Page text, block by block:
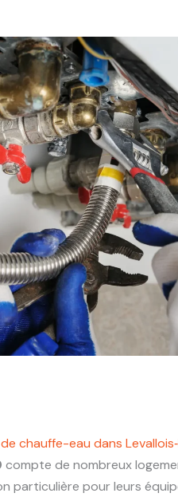
chauffe-eau dans
compte de nombreux
particulière pour leurs